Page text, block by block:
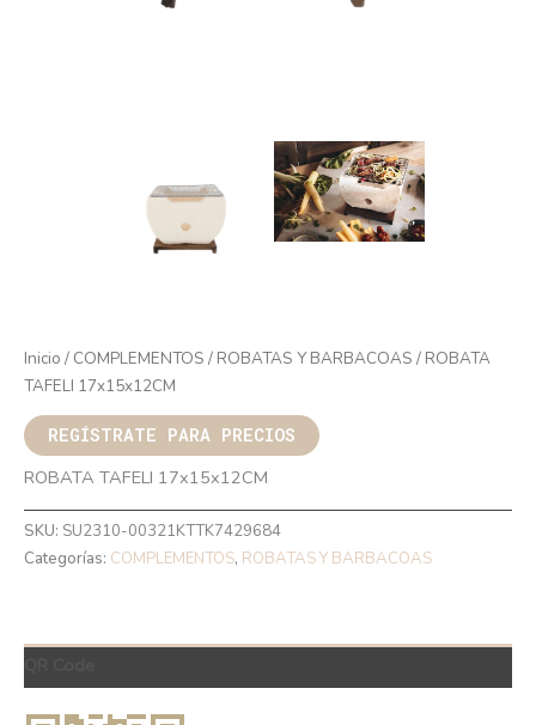
Inicio / COMPLEMENTOS / ROBATAS Y BARBACOAS / ROBATA
TAFELI 17x15x12CM
REGÍSTRATE PARA PRECIOS
ROBATA TAFELI 17x15x12CM
SKU: SU2310-00321KTTK7429684
Categorías: COMPLEMENTOS, ROBATAS Y BARBACOAS